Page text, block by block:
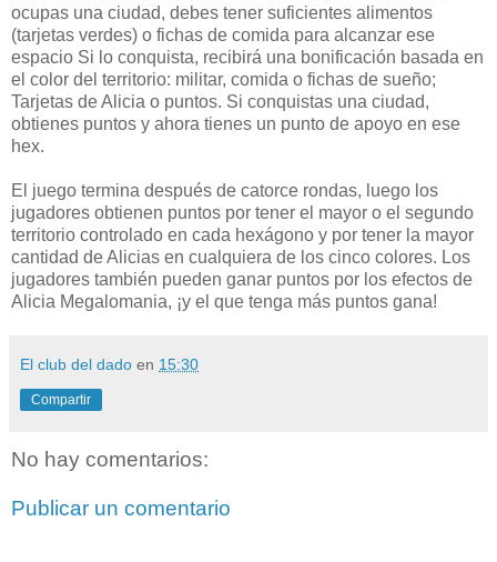
ocupas una ciudad, debes tener suficientes alimentos
(tarjetas verdes) o fichas de comida para alcanzar ese
espacio Si lo conquista, recibirá una bonificación basada en
el color del territorio: militar, comida o fichas de sueño;
Tarjetas de Alicia o puntos. Si conquistas una ciudad,
obtienes puntos y ahora tienes un punto de apoyo en ese
hex.
El juego termina después de catorce rondas, luego los
jugadores obtienen puntos por tener el mayor o el segundo
territorio controlado en cada hexágono y por tener la mayor
cantidad de Alicias en cualquiera de los cinco colores. Los
jugadores también pueden ganar puntos por los efectos de
Alicia Megalomania, ¡y el que tenga más puntos gana!
El club del dado en 15:30
Compartir
No hay comentarios:
Publicar un comentario